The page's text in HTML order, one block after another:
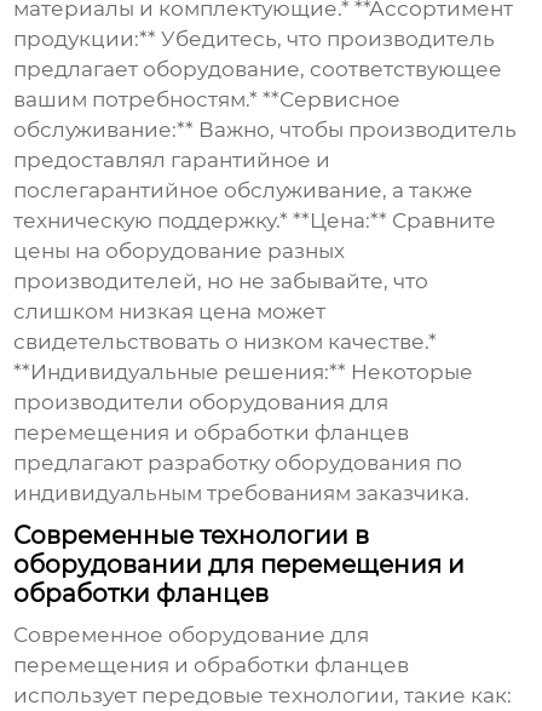
материалы и комплектующие.* **Ассортимент
продукции:** Убедитесь, что производитель
предлагает оборудование, соответствующее
вашим потребностям.* **Сервисное
обслуживание:** Важно, чтобы производитель
предоставлял гарантийное и
послегарантийное обслуживание, а также
техническую поддержку.* **Цена:** Сравните
цены на оборудование разных
производителей, но не забывайте, что
слишком низкая цена может
свидетельствовать о низком качестве.*
**Индивидуальные решения:** Некоторые
производители оборудования для
перемещения и обработки фланцев
предлагают разработку оборудования по
индивидуальным требованиям заказчика.
Современные технологии в
оборудовании для перемещения и
обработки фланцев
Современное оборудование для
перемещения и обработки фланцев
использует передовые технологии, такие как: